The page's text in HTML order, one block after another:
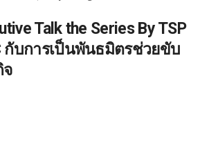
Talk the Series By TSP
กับการเป็นพันธมิตรช่วยขับ
จ